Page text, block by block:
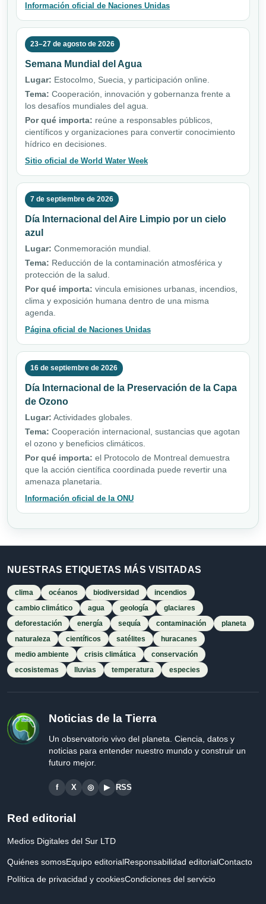
Información oficial de Naciones Unidas
23–27 de agosto de 2026
Semana Mundial del Agua
Lugar: Estocolmo, Suecia, y participación online.
Tema: Cooperación, innovación y gobernanza frente a
los desafíos mundiales del agua.
Por qué importa: reúne a responsables públicos,
científicos y organizaciones para convertir conocimiento
hídrico en decisiones.
Sitio oficial de World Water Week
7 de septiembre de 2026
Día Internacional del Aire Limpio por un cielo
azul
Lugar: Conmemoración mundial.
Tema: Reducción de la contaminación atmosférica y
protección de la salud.
Por qué importa: vincula emisiones urbanas, incendios,
clima y exposición humana dentro de una misma
agenda.
Página oficial de Naciones Unidas
16 de septiembre de 2026
Día Internacional de la Preservación de la Capa
de Ozono
Lugar: Actividades globales.
Tema: Cooperación internacional, sustancias que agotan
el ozono y beneficios climáticos.
Por qué importa: el Protocolo de Montreal demuestra
que la acción científica coordinada puede revertir una
amenaza planetaria.
Información oficial de la ONU
NUESTRAS ETIQUETAS MÁS VISITADAS
clima océanos biodiversidad
incendios
cambio climático
agua geología
glaciares
deforestación
energía sequía contaminación
planeta
naturaleza
científicos satélites
huracanes
medio ambiente
crisis climática
conservación
ecosistemas
lluvias temperatura especies
Noticias de la Tierra
Un observatorio vivo del planeta. Ciencia, datos y
noticias para entender nuestro mundo y construir un
futuro mejor.
f X ◎ ▶ RSS
Red editorial
Medios Digitales del Sur LTD
Quiénes somosEquipo editorialResponsabilidad editorialContacto
Política de privacidad y cookiesCondiciones del servicio